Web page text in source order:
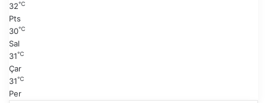
32℃
Pts
30℃
Sal
31℃
Çar
31℃
Per